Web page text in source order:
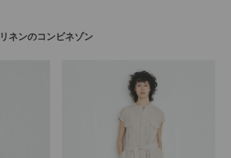
リネンのコンビネゾン